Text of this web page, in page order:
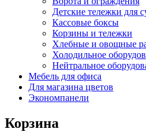
Детские тележки для
Кассовые боксы
Корзины и тележки
Хлебные и овощные
Холодильное
Нейтральное
Мебель для офиса
Для магазина цветов
Экономпанели
Корзина